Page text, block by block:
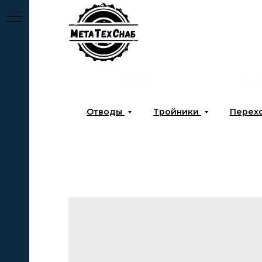
Отводы Тройники